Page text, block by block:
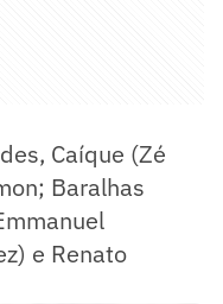
Caíque (Zé
Baralhas
e Renato